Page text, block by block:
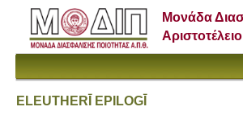
Μονάδα
ELEUTHERĪ EPILOGĪ